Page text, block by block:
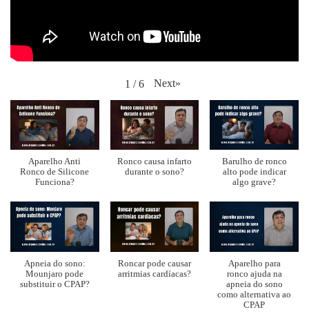
1 / 6 Next»
Aparelho Anti
Ronco de Silicone
Funciona?
Ronco causa infarto
durante o sono?
Barulho de ronco
alto pode indicar
algo grave?
Apneia do sono:
Mounjaro pode
substituir o CPAP?
Roncar pode causar
arritmias cardíacas?
Aparelho para
ronco ajuda na
apneia do sono
como alternativa ao
CPAP